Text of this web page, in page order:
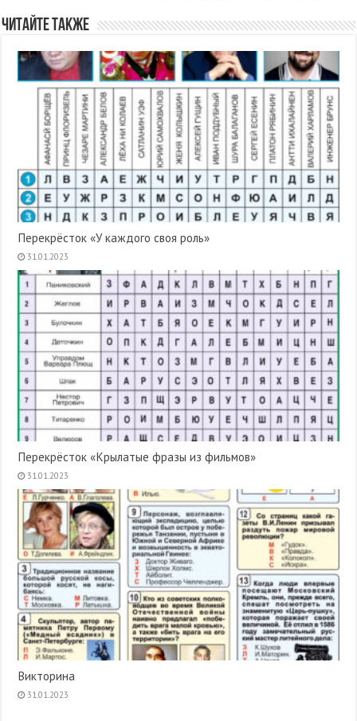
Читайте также
Перекрёсток «У каждого своя роль»
31.01.2023
Перекрёсток «Крылатые фразы из фильмов»
31.01.2023
Викторина
31.01.2023